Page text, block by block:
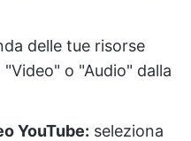
delle tue risorse
o "Audio" dalla
YouTube: seleziona